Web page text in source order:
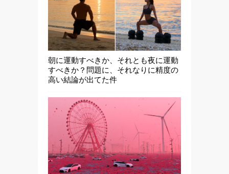
朝に運動すべきか、それとも夜に運動
すべきか？問題に、それなりに精度の
高い結論が出てた件